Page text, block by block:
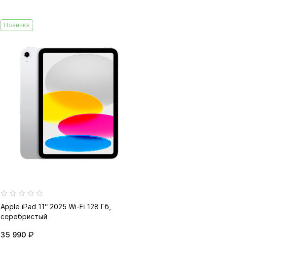
Новинка
Apple iPad 11" 2025 Wi-Fi 128 Гб,
серебристый
35 990 ₽